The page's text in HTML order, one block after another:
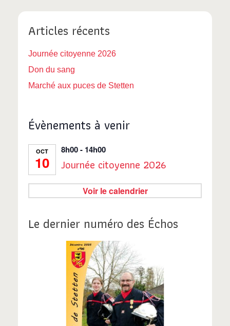
Articles récents
Journée citoyenne 2026
Don du sang
Marché aux puces de Stetten
Évènements à venir
OCT
10
8h00- 14h00
Journée citoyenne 2026
Voir le calendrier
Le dernier numéro des Échos